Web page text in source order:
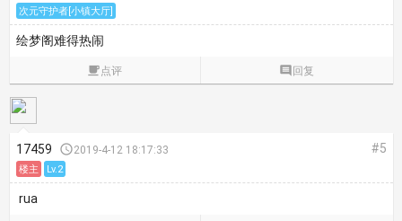
次元守护者[小镇大厅]
绘梦阁难得热闹
点评  回复
17459 2019-4-12 18:17:33 #5
楼主 Lv.2
rua